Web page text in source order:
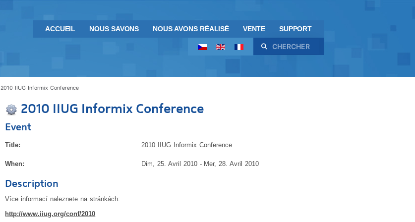
ACCUEIL NOUS SAVONS NOUS AVONS RÉALISÉ VENTE SUPPORT
Rechercher
2010 IIUG Informix Conference
2010 IIUG Informix Conference
Event
Title: 2010 IIUG Informix Conference
When: Dim, 25. Avril 2010- Mer, 28. Avril 2010
Description
Více informací naleznete na stránkách:
http://www.iiug.org/conf/2010